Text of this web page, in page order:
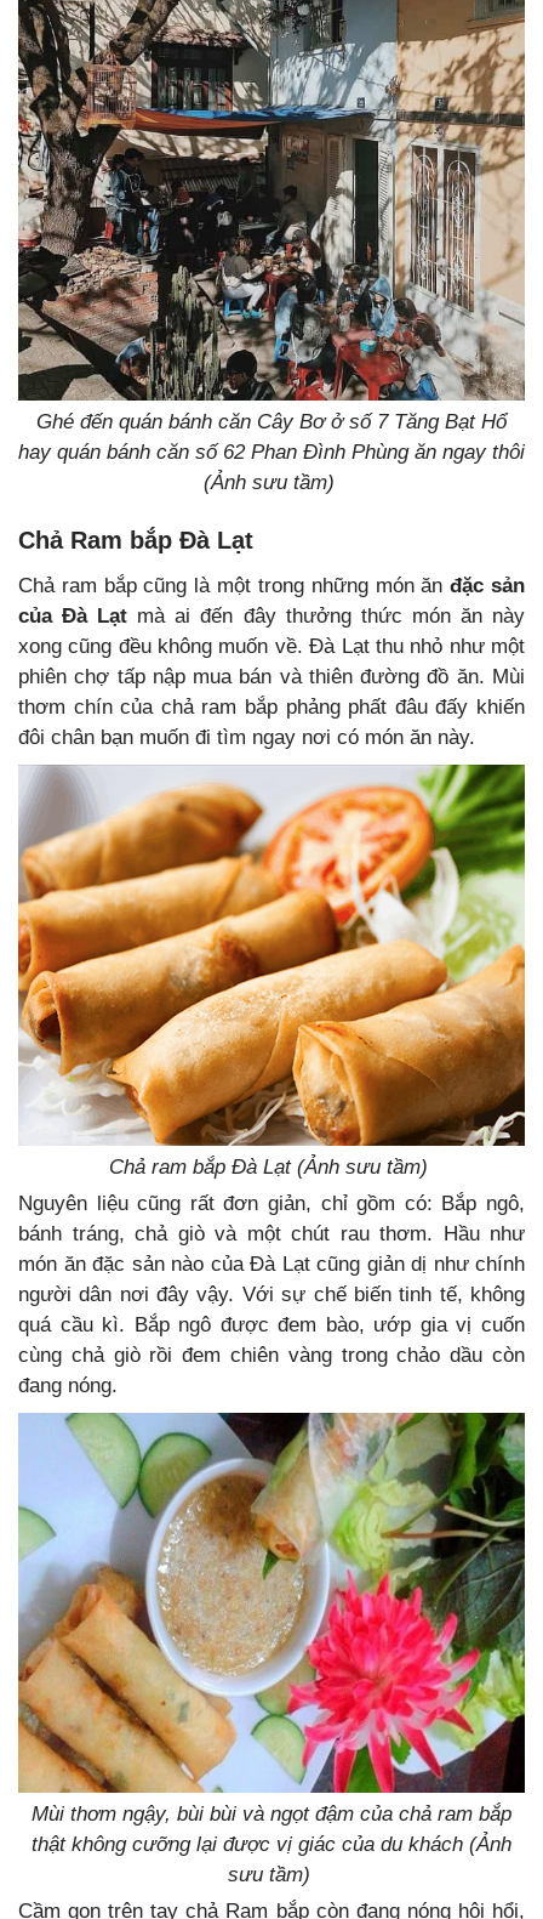
Ghé đến quán bánh căn Cây Bơ ở số 7 Tăng Bạt Hổ
hay quán bánh căn số 62 Phan Đình Phùng ăn ngay thôi
(Ảnh sưu tầm)
Chả Ram bắp Đà Lạt
Chả ram bắp cũng là một trong những món ănđặc sản
của Đà Lạt mà ai đến đây thưởng thức món ăn này
xong cũng đều không muốn về. Đà Lạt thu nhỏ như một
phiên chợ tấp nập mua bán và thiên đường đồ ăn. Mùi
thơm chín của chả ram bắp phảng phất đâu đấy khiến
đôi chân bạn muốn đi tìm ngay nơi có món ăn này.
Chả ram bắp Đà Lạt (Ảnh sưu tầm)
Nguyên liệu cũng rất đơn giản, chỉ gồm có: Bắp ngô,
bánh tráng, chả giò và một chút rau thơm. Hầu như
món ăn đặc sản nào của Đà Lạt cũng giản dị như chính
người dân nơi đây vậy. Với sự chế biến tinh tế, không
quá cầu kì. Bắp ngô được đem bào, ướp gia vị cuốn
cùng chả giò rồi đem chiên vàng trong chảo dầu còn
đang nóng.
Mùi thơm ngậy, bùi bùi và ngọt đậm của chả ram bắp
thật không cưỡng lại được vị giác của du khách (Ảnh
sưu tầm)
Cầm gọn trên tay chả Ram bắp còn đang nóng hôi hổi,